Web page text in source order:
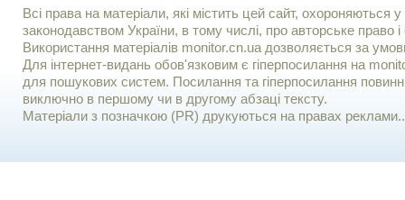
Всі права на матеріали, які містить цей сайт, охороняються у
законодавством України, в тому числі, про авторське право і
Використання матерiалiв monitor.cn.ua дозволяється за
Для iнтернет-видань обов'язковим є гiперпосилання на
для пошукових систем. Посилання та гіперпосилання
виключно в першому чи в другому абзаці тексту.
Матеріали з позначкою (PR) друкуються на правах реклами..